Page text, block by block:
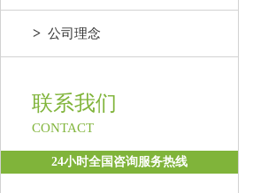
> 公司理念
联系我们
CONTACT
24小时全国咨询服务热线